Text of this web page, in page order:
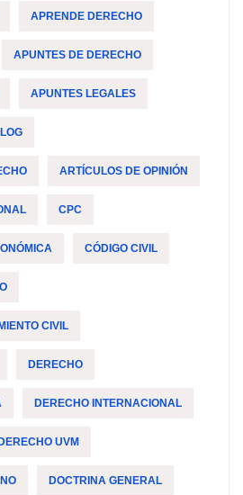
APRENDE DERECHO
APUNTES DE DERECHO
APUNTES LEGALES
ARTÍCULOS DE OPINIÓN
CPC
CÓDIGO CIVIL
CIVIL
DERECHO
DERECHO INTERNACIONAL
UVM
DOCTRINA GENERAL